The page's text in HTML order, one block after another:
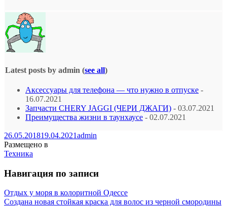
Latest posts by admin (see all)
Аксессуары для телефона — что нужно в отпуске -
16.07.2021
Запчасти CHERY JAGGI (ЧЕРИ ДЖАГИ) - 03.07.2021
Преимущества жизни в таунхаусе - 02.07.2021
26.05.201819.04.2021admin
Размещено в
Техника
Навигация по записи
Отдых у моря в колоритной Одессе
Создана новая стойкая краска для волос из черной смородины